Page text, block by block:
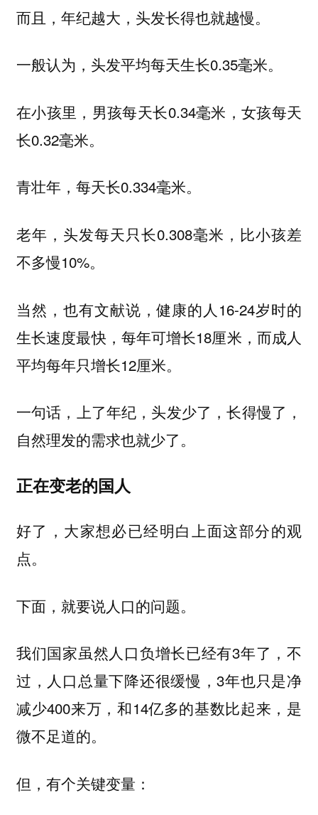
而且，年纪越大，头发长得也就越慢。
一般认为，头发平均每天生长0.35毫米。
在小孩里，男孩每天长0.34毫米，女孩每天
长0.32毫米。
青壮年，每天长0.334毫米。
老年，头发每天只长0.308毫米，比小孩差
不多慢10%。
当然，也有文献说，健康的人16-24岁时的
生长速度最快，每年可增长18厘米，而成人
平均每年只增长12厘米。
一句话，上了年纪，头发少了，长得慢了，
自然理发的需求也就少了。
正在变老的国人
好了，大家想必已经明白上面这部分的观
点。
下面，就要说人口的问题。
我们国家虽然人口负增长已经有3年了，不
过，人口总量下降还很缓慢，3年也只是净
减少400来万，和14亿多的基数比起来，是
微不足道的。
但，有个关键变量：